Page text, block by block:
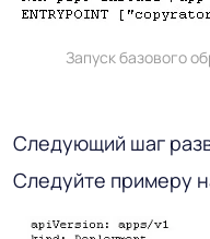
Запуск базового
Следующий шаг
Следуйте примеру